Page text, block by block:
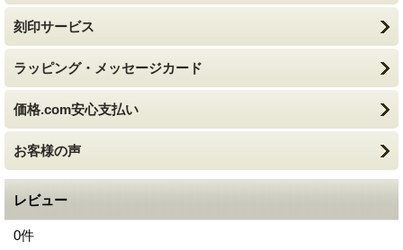
刻印サービス
ラッピング・メッセージカード
価格.com安心支払い
お客様の声
レビュー
0件